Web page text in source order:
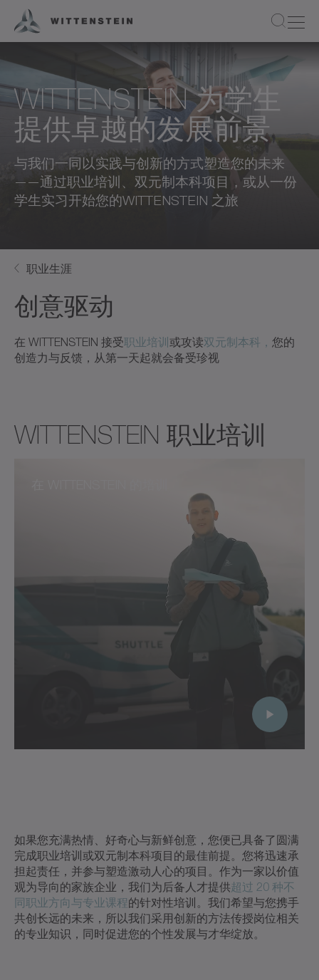
WITTENSTEIN 为学生
提供卓越的发展前景
与我们一同以实践与创新的方式塑造您的未来
——通过职业培训、双元制本科项目，或从一份
学生实习开始您的WITTENSTEIN 之旅
职业生涯
创意驱动
在 WITTENSTEIN 接受职业培训 或攻读双元制本科， 您的
创造力与反馈，从第一天起就会备受珍视
WITTENSTEIN 职业培训
如果您充满热情、好奇心与新鲜创意，您便已具备了圆满
完成职业培训或双元制本科项目的最佳前提。您将迅速承
担起责任，并参与塑造激动人心的项目。作为一家以价值
观为导向的家族企业，我们为后备人才提供超过 20 种不
同职业方向与专业课程的针对性培训。我们希望与您携手
共创长远的未来，所以我们采用创新的方法传授岗位相关
的专业知识，同时促进您的个性发展与才华绽放。